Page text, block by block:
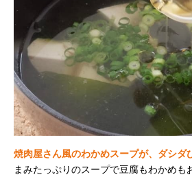
焼肉屋さん風のわかめスープが、ダシダ
まみたっぷりのスープで豆腐もわかめも